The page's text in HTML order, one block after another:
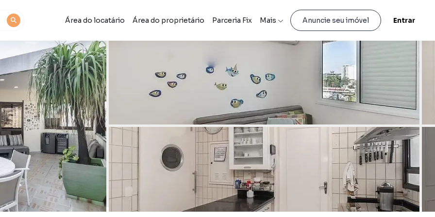
Área do locatário Área do proprietário Parceria Fix Mais Anuncie seu imóvel Entrar